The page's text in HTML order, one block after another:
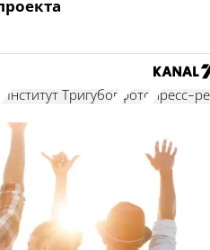
Институт Тригубов фото пресс-